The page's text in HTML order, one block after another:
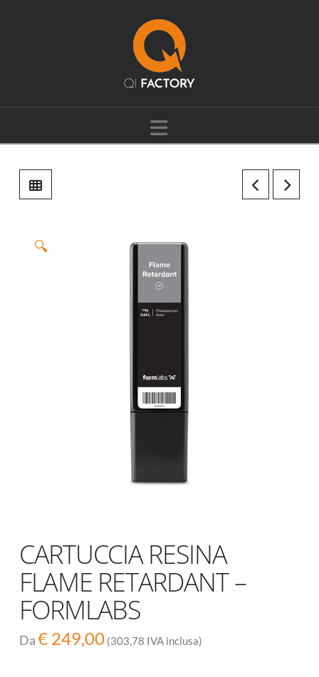
Navigation
🔍
CARTUCCIA RESINA
FLAME RETARDANT –
FORMLABS
Da€249,00 (303,78 IVA inclusa)